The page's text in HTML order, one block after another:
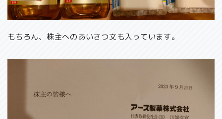
もちろん、株主へのあいさつ文も入っています。